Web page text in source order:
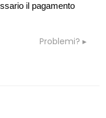
il pagamento
Problemi?